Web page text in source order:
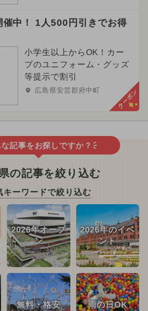
催中！ 1人500円引きでお得
小学生以上からOK！カー
プのユニフォーム・グッズ
等提示で割引
広島県安芸郡府中町 クーポン
な記事をお探しですか？
の記事を絞り込む
キーワードで絞り込む
2026年オープ
ン
2026年のイベ
ント
無料・格安 雨の日OK